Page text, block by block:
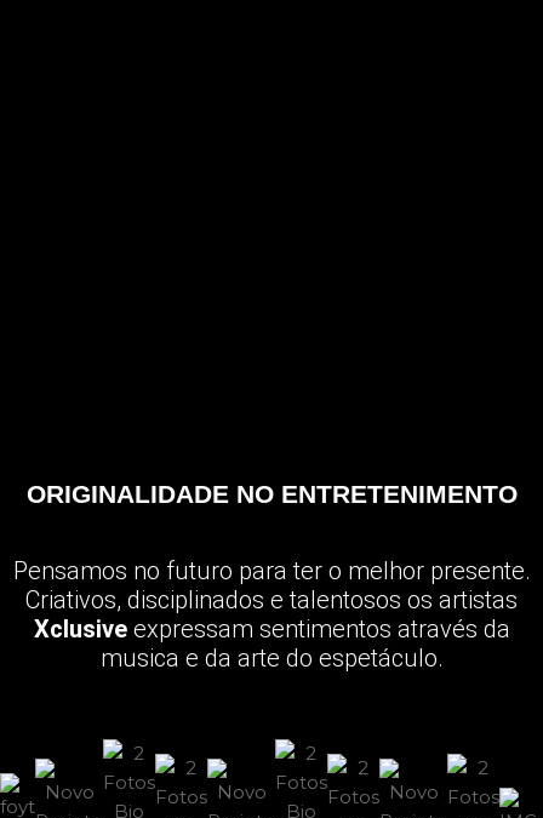
ORIGINALIDADE NO ENTRETENIMENTO
Pensamos no futuro para ter o melhor presente.
Criativos, disciplinados e talentosos os artistas
Xclusive expressam sentimentos através da
musica e da arte do espetáculo.